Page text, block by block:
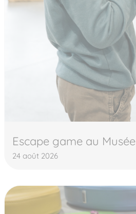
Escape game au Musée
24 août 2026